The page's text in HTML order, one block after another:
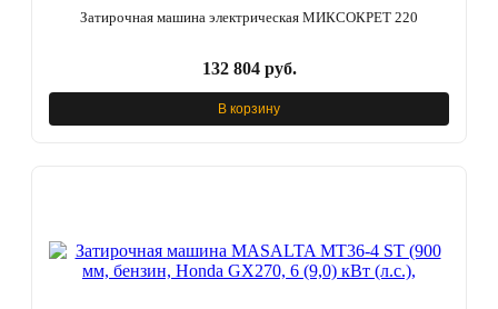
Затирочная машина электрическая МИКСОКРЕТ 220
132 804 руб.
В корзину